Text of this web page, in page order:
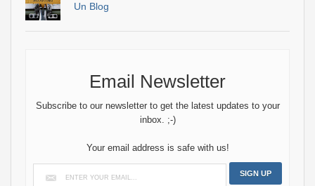
Un Blog
Email Newsletter
Subscribe to our newsletter to get the latest updates to your
inbox. ;-)
Your email address is safe with us!